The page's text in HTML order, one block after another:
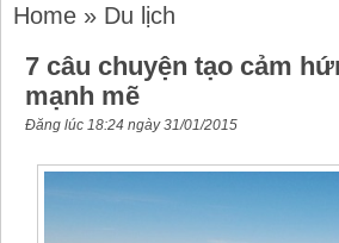
Home » Du lịch
7 câu chuyện tạo cảm
mạnh mẽ
Đăng lúc 18:24 ngày 31/01/2015